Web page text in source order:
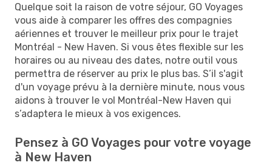
Quelque soit la raison de votre séjour, GO Voyages
vous aide à comparer les offres des compagnies
aériennes et trouver le meilleur prix pour le trajet
Montréal - New Haven. Si vous êtes flexible sur les
horaires ou au niveau des dates, notre outil vous
permettra de réserver au prix le plus bas. S’il s'agit
d'un voyage prévu à la dernière minute, nous vous
aidons à trouver le vol Montréal-New Haven qui
s’adaptera le mieux à vos exigences.
Pensez à GO Voyages pour votre voyage
à New Haven